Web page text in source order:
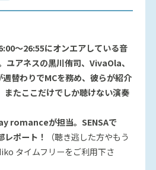
～26:55にオンエアしている音
アネスの黒川侑司、VivaOla、
替わりでMCを務め、彼らが紹介
またここだけでしか聴けない演奏
romanceが担当。SENSAで
レポート！
（聴き逃した方やもう
タイムフリーをご利用下さ